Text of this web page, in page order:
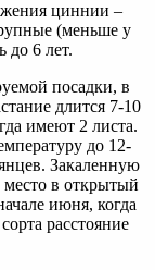
циннии –
(меньше у
до 6 лет.
посадки, в
длится 7-10
имеют 2 листа.
до 12-
Закаленную
место в открытый
июня, когда
расстояние